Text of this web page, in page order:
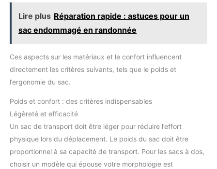
Lire plus Réparation rapide : astuces pour un
sac endommagé en randonnée
Ces aspects sur les matériaux et le confort influencent
directement les critères suivants, tels que le poids et
l’ergonomie du sac.
Poids et confort : des critères indispensables
Légèreté et efficacité
Un sac de transport doit être léger pour réduire l’effort
physique lors du déplacement. Le poids du sac doit être
proportionnel à sa capacité de transport. Pour les sacs à dos,
choisir un modèle qui épouse votre morphologie est